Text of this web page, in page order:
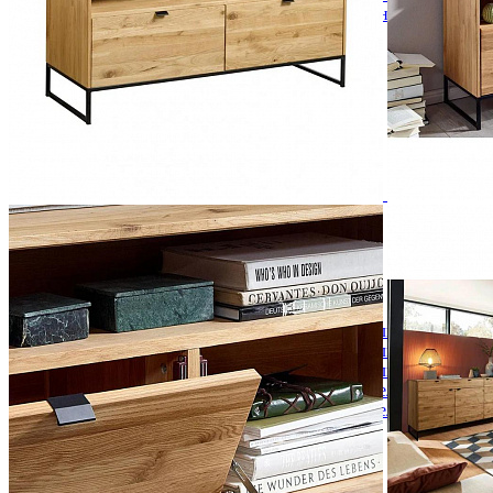
Кровати полутороспальные с подъемным
Зеркала
Комоды
Кровати двуспальные
Кровати металлические
Кровати односпальные
Туалетные столики
Тумбы прикроватные
Шкафы для одежды
Антресоли на шкаф
Полки и ящики в шкаф для одежды
Шкаф 1-дверный для одежды и белья
Шкафы 2-х дверные для одежды и белья
Шкафы 3-х дверные для одежды и белья
Шкафы 4-х дверные для одежды и белья
Шкафы 5-ти дверные для одежды и белья
Шкафы 6-ти дверные для одежды и белья
Шкафы купе для одежды и белья
Шкафы угловые для одежды и белья
Ящики и короба